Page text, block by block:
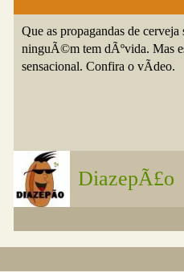
Que as propagandas de
ninguÃ©m tem dÃºvida. Mas
sensacional. Confira o vÃ­deo.
DiazepÃ£o